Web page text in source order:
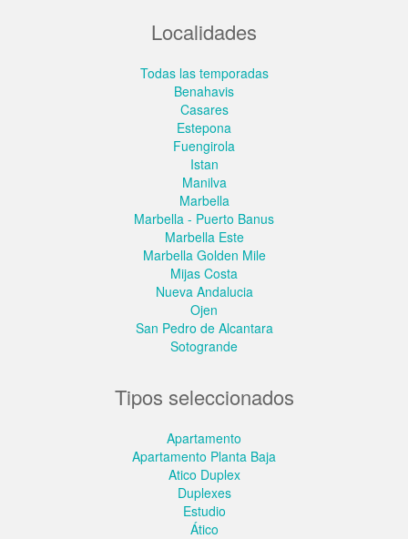
Localidades
Todas las temporadas
Benahavis
Casares
Estepona
Fuengirola
Istan
Manilva
Marbella
Marbella - Puerto Banus
Marbella Este
Marbella Golden Mile
Mijas Costa
Nueva Andalucia
Ojen
San Pedro de Alcantara
Sotogrande
Tipos seleccionados
Apartamento
Apartamento Planta Baja
Atico Duplex
Duplexes
Estudio
Ático